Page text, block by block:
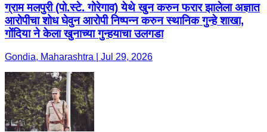
ग्राम मलपुरी (पो.स्टे. गोरेगाव) येथे खुन करुन फरार झालेला अज्ञात
आरोपीचा शोध घेवुन आरोपी निष्पन्न करुन स्थानिक गुन्हे शाखा,
गोंदिया ने केला खुनाच्या गुन्हयाचा उलगडा
Gondia, Maharashtra | Jul 29, 2026